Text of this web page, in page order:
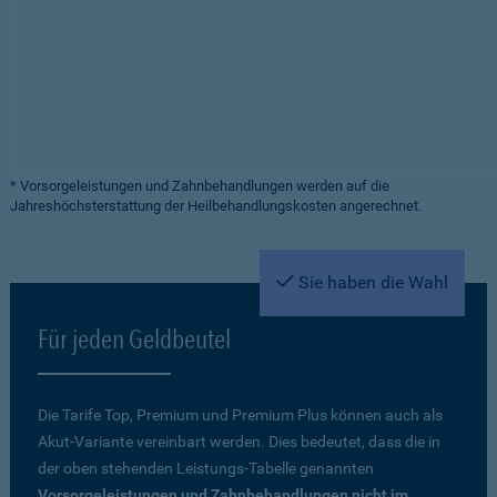
* Vorsorgeleistungen und Zahnbehandlungen werden auf die
Jahreshöchsterstattung der Heilbehandlungskosten angerechnet.
Sie haben die Wahl
Für jeden Geldbeutel
Die Tarife Top, Premium und Premium Plus können auch als
Akut-Variante vereinbart werden. Dies bedeutet, dass die in
der oben stehenden Leistungs-Tabelle genannten